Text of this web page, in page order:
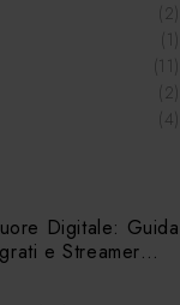
(2)
(1)
(11)
(2)
(4)
Digitale: Guida
e Streamer